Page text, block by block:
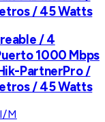
/ 45 Watts
/ 4
1000 Mbps
PartnerPro /
/ 45 Watts
M